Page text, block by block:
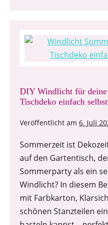
DIY Windlicht für deine
Tischdeko einfach
Veröffentlicht am 6. Juli
Sommerzeit ist
auf den Gartentisch,
Sommerparty als ein
Windlicht? In diesem
mit Farbkarton,
schönen Stanzteilen